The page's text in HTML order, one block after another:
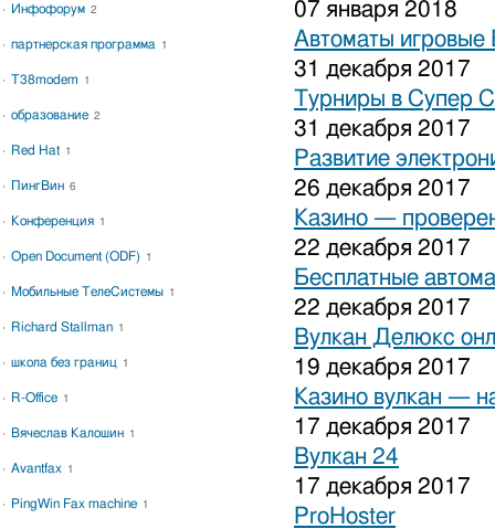
07 января 2018
Автоматы игровые
31 декабря 2017
Турниры в Супер
31 декабря 2017
Развитие
26 декабря 2017
Казино —
22 декабря 2017
Бесплатные
22 декабря 2017
Вулкан Делюкс
19 декабря 2017
Казино вулкан —
17 декабря 2017
Вулкан 24
17 декабря 2017
ProHoster
Инфофорум 2
партнерская программа 1
T38modem 1
образование 2
Red Hat 1
ПингВин 6
Конференция 1
Open Document (ODF) 1
Мобильные ТелеСистемы 1
Richard Stallman 1
школа без границ 1
R-Office 1
Вячеслав Калошин 1
Avantfax 1
PingWin Fax machine 1